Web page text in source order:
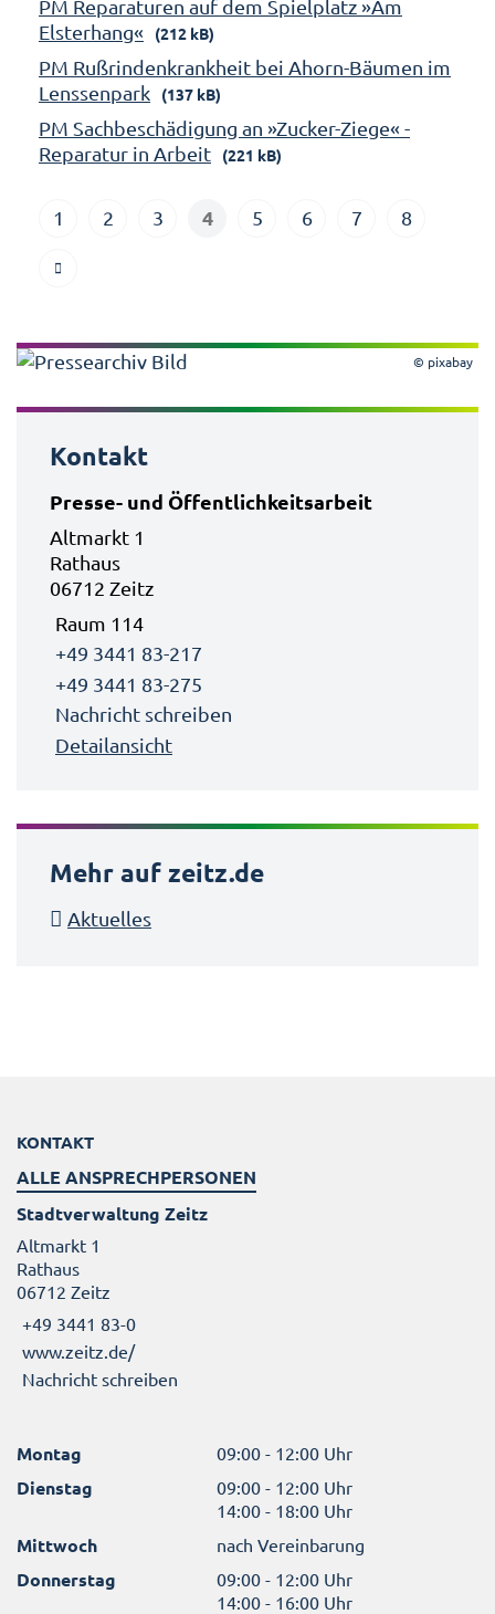
PM Reparaturen auf dem Spielplatz »Am
Elsterhang«
(212 kB)
PM Rußrindenkrankheit bei Ahorn-Bäumen im
Lenssenpark
(137 kB)
PM Sachbeschädigung an »Zucker-Ziege« -
Reparatur in Arbeit
(221 kB)
1 2 3 4 5 6 7 8
© pixabay
Kontakt
Presse- und Öffentlichkeitsarbeit
Altmarkt 1
Rathaus
06712 Zeitz
Raum 114
+49 3441 83-217
+49 3441 83-275
Nachricht schreiben
Detailansicht
Mehr auf zeitz.de
Aktuelles
KONTAKT
ALLE ANSPRECHPERSONEN
Stadtverwaltung Zeitz
Altmarkt 1
Rathaus
06712 Zeitz
+49 3441 83-0
www.zeitz.de/
Nachricht schreiben
Montag 09:00 - 12:00 Uhr
Dienstag
09:00 - 12:00 Uhr
14:00 - 18:00 Uhr
Mittwoch nach Vereinbarung
Donnerstag
09:00 - 12:00 Uhr
14:00 - 16:00 Uhr